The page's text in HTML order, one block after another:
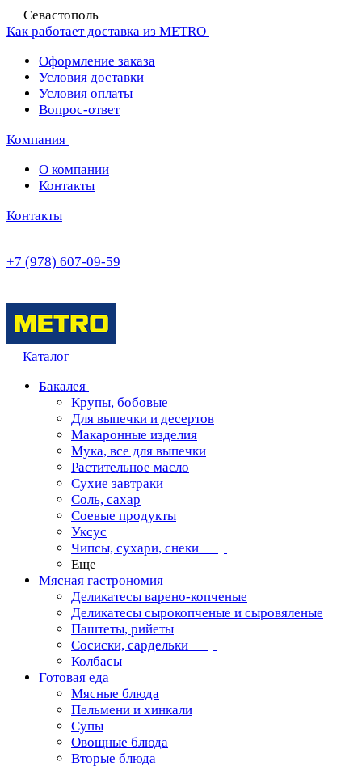
Севастополь
Как работает доставка из METRO
Оформление заказа
Условия доставки
Условия оплаты
Вопрос-ответ
Компания
О компании
Контакты
Контакты
+7 (978) 607-09-59
Каталог
Бакалея
Крупы, бобовые
Для выпечки и десертов
Макаронные изделия
Мука, все для выпечки
Растительное масло
Сухие завтраки
Соль, сахар
Соевые продукты
Уксус
Чипсы, сухари, снеки
Еще
Мясная гастрономия
Деликатесы варено-копченые
Деликатесы сырокопченые и сыровяленые
Паштеты, рийеты
Сосиски, сардельки
Колбасы
Готовая еда
Мясные блюда
Пельмени и хинкали
Супы
Овощные блюда
Вторые блюда